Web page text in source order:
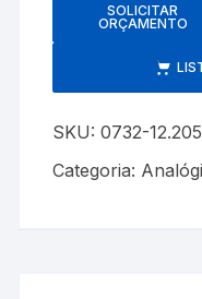
SOLICITAR
ORÇAMENTO
SKU:0732-
Categoria: